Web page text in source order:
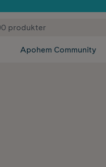
✓ Fri frakt
Apohem Community